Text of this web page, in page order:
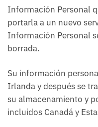
Información Personal
portarla a un nuevo
Información Personal
borrada.
Su información
Irlanda y después se
su almacenamiento y
incluidos Canadá y